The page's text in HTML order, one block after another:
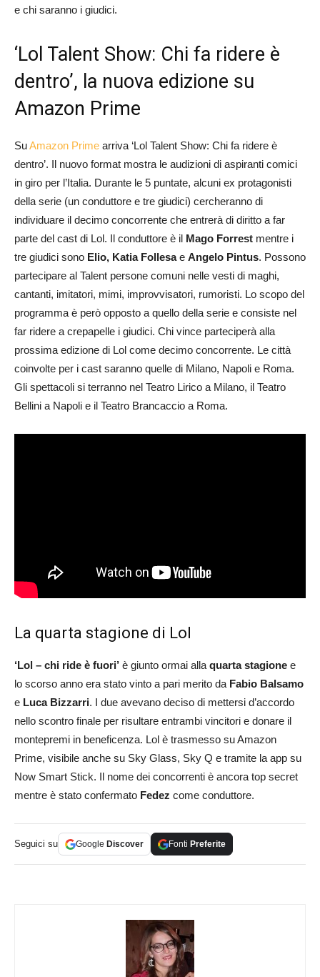
e chi saranno i giudici.
‘Lol Talent Show: Chi fa ridere è
dentro’, la nuova edizione su
Amazon Prime
SuAmazon Prime arriva ‘Lol Talent Show: Chi fa ridere è
dentro’. Il nuovo format mostra le audizioni di aspiranti comici
in giro per l’Italia. Durante le 5 puntate, alcuni ex protagonisti
della serie (un conduttore e tre giudici) cercheranno di
individuare il decimo concorrente che entrerà di diritto a far
parte del cast di Lol. Il conduttore è il Mago Forrest mentre i
tre giudici sono Elio, Katia Follesae Angelo Pintus. Possono
partecipare al Talent persone comuni nelle vesti di maghi,
cantanti, imitatori, mimi, improvvisatori, rumoristi. Lo scopo del
programma è però opposto a quello della serie e consiste nel
far ridere a crepapelle i giudici. Chi vince parteciperà alla
prossima edizione di Lol come decimo concorrente. Le città
coinvolte per i cast saranno quelle di Milano, Napoli e Roma.
Gli spettacoli si terranno nel Teatro Lirico a Milano, il Teatro
Bellini a Napoli e il Teatro Brancaccio a Roma.
La quarta stagione di Lol
‘Lol – chi ride è fuori’ è giunto ormai alla quarta stagione e
lo scorso anno era stato vinto a pari merito da Fabio Balsamo
e Luca Bizzarri. I due avevano deciso di mettersi d’accordo
nello scontro finale per risultare entrambi vincitori e donare il
montepremi in beneficenza. Lol è trasmesso su Amazon
Prime, visibile anche su Sky Glass, Sky Q e tramite la app su
Now Smart Stick. Il nome dei concorrenti è ancora top secret
mentre è stato confermato Fedez come conduttore.
Seguici su Google Discover Fonti Preferite